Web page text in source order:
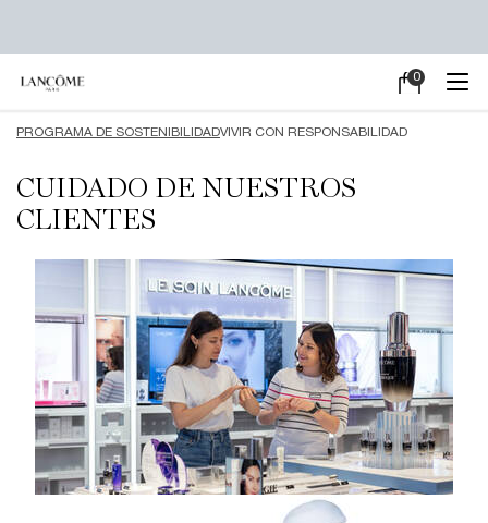
Mi
0
0 producto
PROGRAMA DE SOSTENIBILIDADVIVIR CON RESPONSABILIDAD
CUIDADO DE NUESTROS
CLIENTES